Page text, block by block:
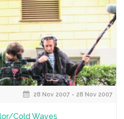
28 Nov 2007 - 28 Nov 2007
Cold Waves